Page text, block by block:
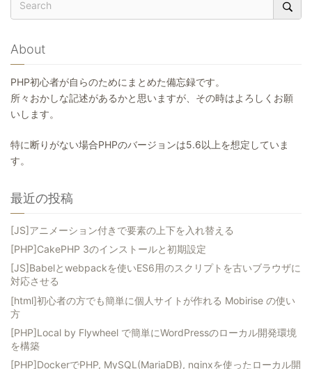
About
PHP初心者が自らのためにまとめた備忘録です。
所々おかしな記述があるかと思いますが、その時はよろしくお願
いします。
特に断りがない場合PHPのバージョンは5.6以上を想定していま
す。
最近の投稿
[JS]アニメーション付きで要素の上下を入れ替える
[PHP]CakePHP 3のインストールと初期設定
[JS]Babelとwebpackを使いES6用のスクリプトを古いブラウザに
対応させる
[html]初心者の方でも簡単に個人サイトが作れる Mobirise の使い
方
[PHP]Local by Flywheel で簡単にWordPressのローカル開発環境
を構築
[PHP]DockerでPHP, MySQL(MariaDB), nginxを使ったローカル開